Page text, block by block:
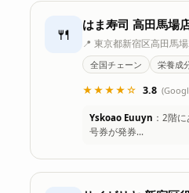
🍴 はま寿司 高田馬場
📍 東京都新宿区高田馬
全国チェーン
栄養成
★★★★☆ 3.8
Yskoao Euuyn ：2階
号券が発券…